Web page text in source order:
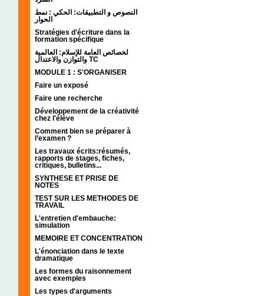
النصوص و التطبيقات: الحكي : نمط
الحوار
Stratégies d'écriture dans la
formation spécifique
لخصائص العامة للإسلام: العالمية
والتوازن والاعتدال TC
MODULE 1 : S'ORGANISER
Faire un exposé
Faire une recherche
Développement de la créativité
chez l'élève
Comment bien se préparer à
l’examen ?
Les travaux écrits:résumés,
rapports de stages, fiches,
critiques, bulletins...
SYNTHESE ET PRISE DE
NOTES
TEST SUR LES METHODES DE
TRAVAIL
L'entretien d'embauche:
simulation
MEMOIRE ET CONCENTRATION
L'énonciation dans le texte
dramatique
Les formes du raisonnement
avec exemples
Les types d'arguments